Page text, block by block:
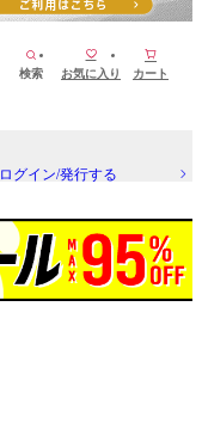
検索 お気に入り カート
ログイン/発行する